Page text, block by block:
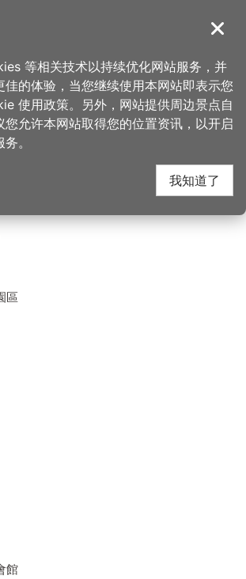
導覽
美食、购物 > 张丰盛商行(中坜店)
行(中坜店) 周
區
館
关闭
等相关技术以持续优化网站服务，并
佳的体验，当您继续使用本网站即表示您
使用政策。另外，网站提供周边景点自
您允许本网站取得您的位置资讯，以开启
。
我知道了